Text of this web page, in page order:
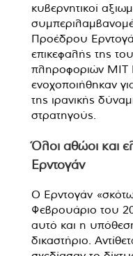
κυβερνητικοί
Προέδρου
επικεφαλής της
πληροφοριών MIT
ενοχοποιήθηκαν
της ιρανικής
στρατηγούς.
Όλοι αθώοι και
Ερντογάν
Ο Ερντογάν
Φεβρουάριο του
αυτό και η
δικαστήριο.